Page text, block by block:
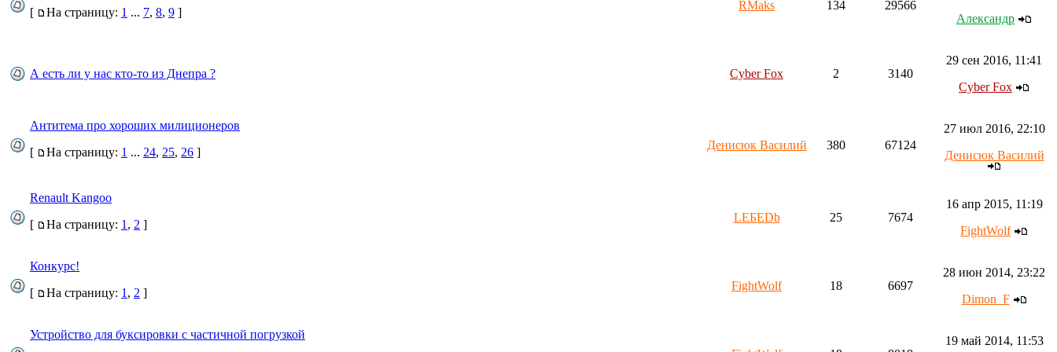
[ На страницу: 1 ... 7, 8, 9 ]
RMaks 134
29566
Aлександр
А есть ли у нас кто-то из Днепра ? Cyber Fox 2 3140
29 сен 2016, 11:41
Cyber Fox
Антитема про хороших милиционеров
[
На страницу: 1 ... 24, 25, 26 ]
Денисюк Василий 380 67124
27 июл 2016, 22:10
Денисюк Василий
Renault Kangoo
[
На страницу: 1 , 2 ]
LEБEDb 25 7674
16 апр 2015, 11:19
FightWolf
Конкурс!
[
На страницу: 1 , 2 ]
FightWolf 18 6697
28 июн 2014, 23:22
Dimon_F
Устройство для буксировки с частичной погрузкой
19 май 2014, 11:53